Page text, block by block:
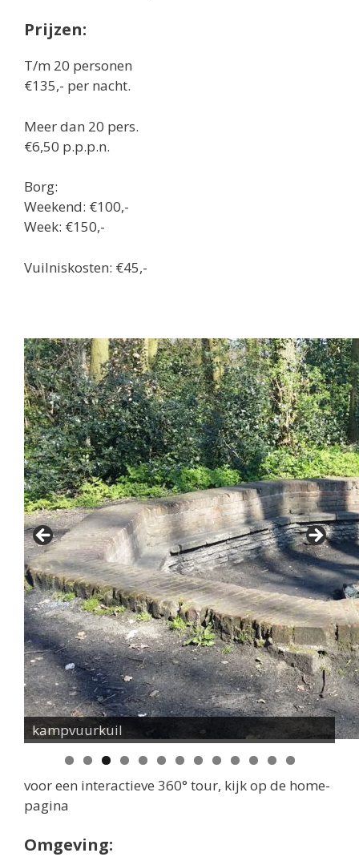
Prijzen:
T/m 20 personen
€135,- per nacht.
Meer dan 20 pers.
€6,50 p.p.p.n.
Borg:
Weekend: €100,-
Week: €150,-
Vuilniskosten: €45,-
kampvuurkuil
0 1 2 3
voor een interactieve 360° tour, kijk op de home-
pagina
Omgeving: